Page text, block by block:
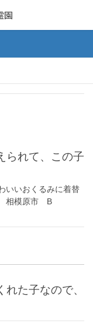
れて、この子
いいおくるみに着替
相模原市 B
た子なので、